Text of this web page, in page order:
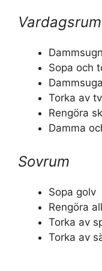
Vardagsrum
Sopa och
Torka av tv
Rengöra
Damma
Sovrum
Sopa golv
Rengöra
Torka av
Torka av